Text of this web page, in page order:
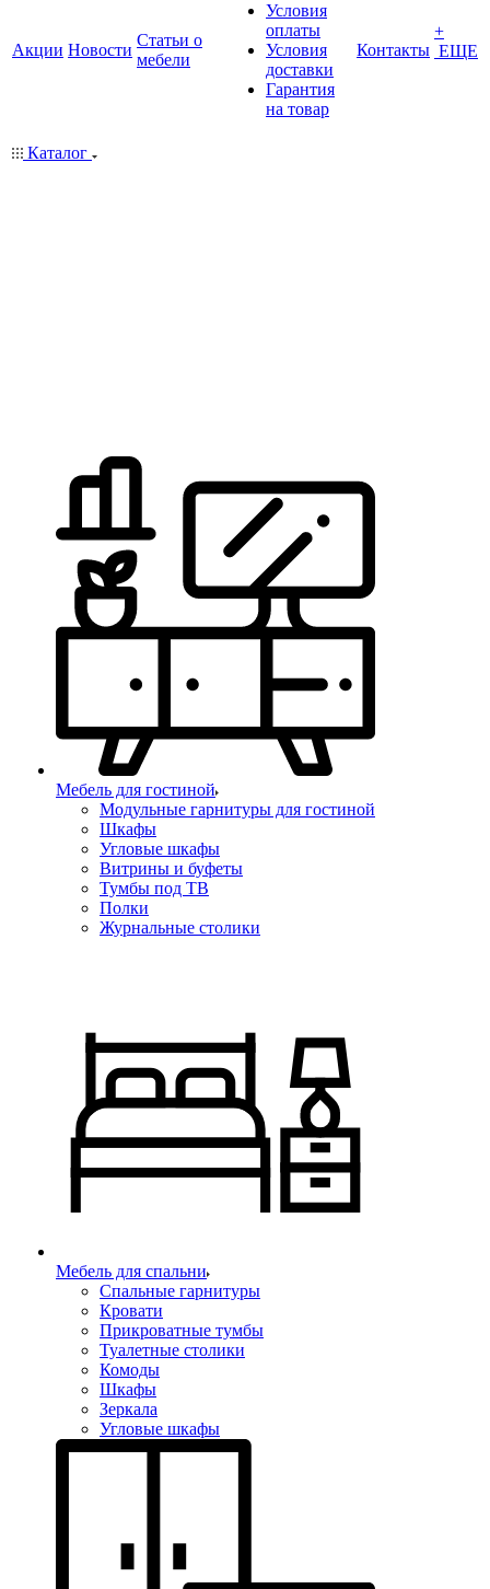
Акции Новости
Статьи о
мебели
Условия
оплаты
Условия
доставки
Гарантия
на товар
Контакты
+
ЕЩЕ
Каталог
Мебель для гостиной
Модульные гарнитуры для гостиной
Шкафы
Угловые шкафы
Витрины и буфеты
Тумбы под ТВ
Полки
Журнальные столики
Мебель для спальни
Спальные гарнитуры
Кровати
Прикроватные тумбы
Туалетные столики
Комоды
Шкафы
Зеркала
Угловые шкафы